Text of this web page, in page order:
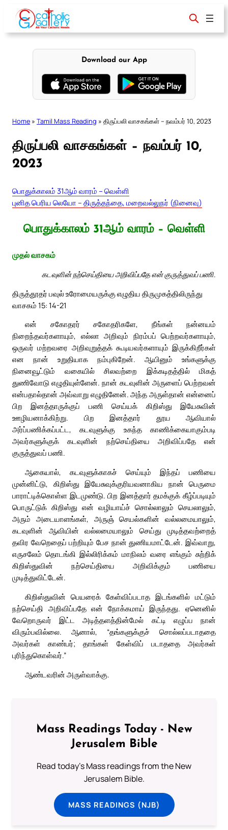
content
Download our App
Home » Tamil Mass Reading » திருப்பலி வாசகங்கள் – நவம்பர் 10, 2023
திருப்பலி வாசகங்கள் – நவம்பர் 10,
2023
பொதுக்காலம் 31ஆம் வாரம் – வெள்ளி
புனித பெரிய லெயோ – திருத்தந்தை, மறைவல்லுநர் (நினைவு)
பொதுக்காலம் 31ஆம் வாரம் – வெள்ளி
முதல் வாசகம்
கடவுளின் நற்செய்தியை அறிவிப்பதே என் குருத்துவப் பணி.
திருத்தூதர் பவுல் உரோமையருக்கு எழுதிய திருமுகத்திலிருந்து
வாசகம் 15: 14-21
என் சகோதரர் சகோதரிகளே, நீங்கள் நன்னயம்
நிறைந்தவர்களாயும், எல்லா அறிவும் நிரம்பப் பெற்றவர்களாயும்,
ஒருவர் மற்றவரை அறிவுறுத்தக் கூடியவர்களாயும் இருக்கிறீர்கள்
என நான் உறுதியாக நம்புகிறேன். ஆயினும் உங்களுக்கு
நினைவூட்டும் வகையில் சிலவற்றை இக்கடிதத்தில் மிகத்
துணிவோடு எழுதியுள்ளேன். நான் கடவுளின் அருளைப் பெற்றவன்
என்பதால்தான் அவ்வாறு எழுதினேன். அந்த அருள்தான் என்னைப்
பிற இனத்தாருக்குப் பணி செய்யக் கிறிஸ்து இயேசுவின்
ஊழியனாக்கிற்று. பிற இனத்தார் தூய ஆவியால்
அர்ப்பணிக்கப்பட்ட, கடவுளுக்கு உகந்த காணிக்கையாகும்படி
அவர்களுக்குக் கடவுளின் நற்செய்தியை அறிவிப்பதே என்
குருத்துவப் பணி.
ஆகையால், கடவுளுக்காகச் செய்யும் இந்தப் பணியை
முன்னிட்டு, கிறிஸ்து இயேசுவுக்குரியவனாகிய நான் பெருமை
பாராட்டிக்கொள்ள இடமுண்டு. பிற இனத்தார் தமக்குக் கீழ்ப்படியும்
பொருட்டுக் கிறிஸ்து என் வழியாய்ச் சொல்லாலும் செயலாலும்,
அரும் அடையாளங்கள், அருஞ் செயல்களின் வல்லமையாலும்,
கடவுளின் ஆவியின் வல்லமையாலும் செய்து முடித்தவற்றைத்
தவிர வேறெதைப் பற்றியும் பேச நான் துணியமாட்டேன். இவ்வாறு,
எருசலேம் தொடங்கி இல்லிரிக்கம் மாநிலம் வரை எங்கும் சுற்றிக்
கிறிஸ்துவின் நற்செய்தியை அறிவிக்கும் பணியை
முடித்துவிட்டேன்.
கிறிஸ்துவின் பெயரைக் கேள்விப்படாத இடங்களில் மட்டும்
நற்செய்தி அறிவிப்பதே என் நோக்கமாய் இருந்தது. ஏனெனில்
வேறொருவர் இட்ட அடித்தளத்தின்மேல் கட்டி எழுப்ப நான்
விரும்பவில்லை. ஆனால், “தங்களுக்குச் சொல்லப்படாததை
அவர்கள் காண்பர்; தாங்கள் கேள்விப் படாததை அவர்கள்
புரிந்துகொள்வர்.”
ஆண்டவரின் அருள்வாக்கு.
Mass Readings Today - New
Jerusalem Bible
Read today's Mass readings from the New
Jerusalem Bible.
MASS READINGS (NJB)